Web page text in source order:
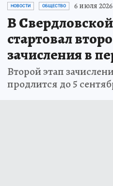
НОВОСТИ ОБЩЕСТВО 6 июля 2026
В
стартовал
зачисления в
Второй этап
продлится до 5